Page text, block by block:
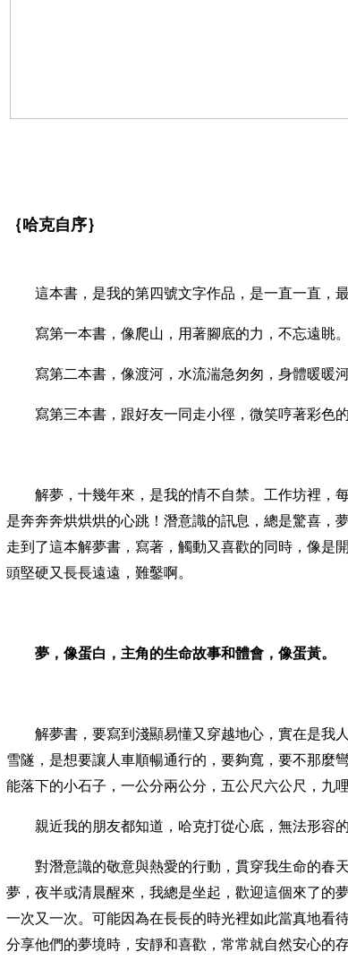
｛哈克自序｝
這本書，是我的第四號文字作品，是一直一直，
寫第一本書，像爬山，用著腳底的力，不忘遠眺。
寫第二本書，像渡河，水流湍急匆匆，身體暖暖
寫第三本書，跟好友一同走小徑，微笑哼著彩色
解夢，十幾年來，是我的情不自禁。工作坊裡，
是奔奔奔烘烘烘的心跳！潛意識的訊息，總是驚喜，
走到了這本解夢書，寫著，觸動又喜歡的同時，像是
頭堅硬又長長遠遠，難鑿啊。
夢，像蛋白，主角的生命故事和體會，像蛋黃。
解夢書，要寫到淺顯易懂又穿越地心，實在是我
雪隧，是想要讓人車順暢通行的，要夠寬，要不那麼
能落下的小石子，一公分兩公分，五公尺六公尺，九哩
親近我的朋友都知道，哈克打從心底，無法形容
對潛意識的敬意與熱愛的行動，貫穿我生命的春
夢，夜半或清晨醒來，我總是坐起，歡迎這個來了的
一次又一次。可能因為在長長的時光裡如此當真地看
分享他們的夢境時，安靜和喜歡，常常就自然安心的